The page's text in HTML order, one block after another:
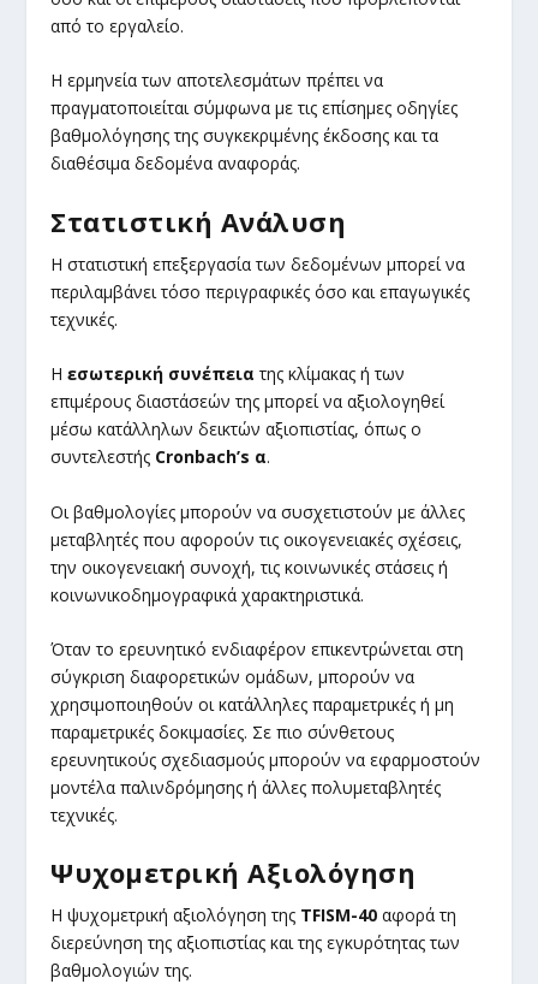
από το εργαλείο.
Η ερμηνεία των αποτελεσμάτων πρέπει να
πραγματοποιείται σύμφωνα με τις επίσημες οδηγίες
βαθμολόγησης της συγκεκριμένης έκδοσης και τα
διαθέσιμα δεδομένα αναφοράς.
Στατιστική Ανάλυση
Η στατιστική επεξεργασία των δεδομένων μπορεί να
περιλαμβάνει τόσο περιγραφικές όσο και επαγωγικές
τεχνικές.
Ηεσωτερική συνέπεια της κλίμακας ή των
επιμέρους διαστάσεών της μπορεί να αξιολογηθεί
μέσω κατάλληλων δεικτών αξιοπιστίας, όπως ο
συντελεστής Cronbach’s α.
Οι βαθμολογίες μπορούν να συσχετιστούν με άλλες
μεταβλητές που αφορούν τις οικογενειακές σχέσεις,
την οικογενειακή συνοχή, τις κοινωνικές στάσεις ή
κοινωνικοδημογραφικά χαρακτηριστικά.
Όταν το ερευνητικό ενδιαφέρον επικεντρώνεται στη
σύγκριση διαφορετικών ομάδων, μπορούν να
χρησιμοποιηθούν οι κατάλληλες παραμετρικές ή μη
παραμετρικές δοκιμασίες. Σε πιο σύνθετους
ερευνητικούς σχεδιασμούς μπορούν να εφαρμοστούν
μοντέλα παλινδρόμησης ή άλλες πολυμεταβλητές
τεχνικές.
Ψυχομετρική Αξιολόγηση
Η ψυχομετρική αξιολόγηση της TFISM-40 αφορά τη
διερεύνηση της αξιοπιστίας και της εγκυρότητας των
βαθμολογιών της.